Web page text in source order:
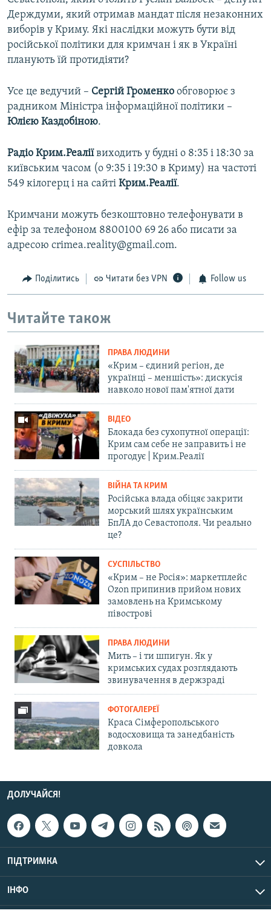
Держдуми, який отримав мандат після незаконних
виборів у Криму. Які наслідки можуть бути від
російської політики для кримчан і як в Україні
планують їй протидіяти?
Усе це ведучий – Сергій Громенко обговорює з
радником Міністра інформаційної політики –
Юлією Каздобіною.
Радіо Крим.Реаліївиходить у будні о 8:35 і 18:30 за
київським часом (о 9:35 і 19:30 в Криму) на частоті
549 кілогерц і на сайті Крим.Реалії.
Кримчани можуть безкоштовно телефонувати в
ефір за телефоном 8800100 69 26 або писати за
адресою crimea.reality@gmail.com.
Поділитись Читати без VPN Follow us
Читайте також
ПРАВА ЛЮДИНИ
«Крим – єдиний регіон, де
українці – меншість»: дискусія
навколо нової пам'ятної дати
ВІДЕО
Блокада без сухопутної операції:
Крим сам себе не заправить і не
прогодує | Крим.Реалії
ВІЙНА ТА КРИМ
Російська влада обіцяє закрити
морський шлях українським
БпЛА до Севастополя. Чи реально
це?
СУСПІЛЬСТВО
«Крим – не Росія»: маркетплейс
Ozon припинив прийом нових
замовлень на Кримському
півострові
ПРАВА ЛЮДИНИ
Мить – і ти шпигун. Як у
кримських судах розглядають
звинувачення в держзраді
ФОТОГАЛЕРЕЇ
Краса Сімферопольського
водосховища та занедбаність
довкола
ДОЛУЧАЙСЯ!
ПІДТРИМКА
ІНФО